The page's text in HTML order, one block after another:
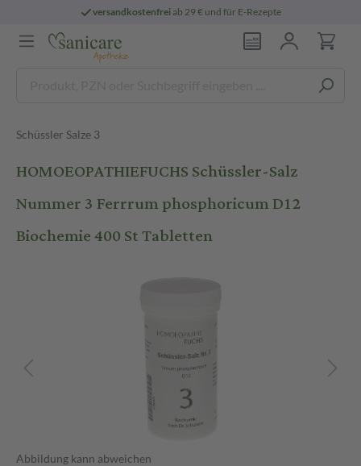
versandkostenfreiab 29 € und für E-Rezepte
Schüssler Salze 3
HOMOEOPATHIEFUCHS Schüssler-Salz
Nummer 3 Ferrrum phosphoricum D12
Biochemie 400 St Tabletten
Abbildung kann abweichen